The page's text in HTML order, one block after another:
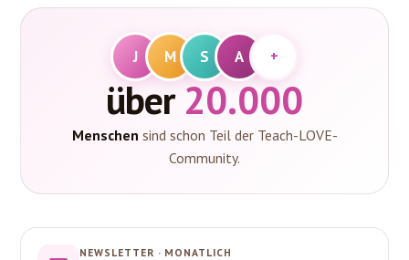
J M S A +
über 20.000
Menschen sind schon Teil der Teach-LOVE-
Community.
NEWSLETTER · MONATLICH